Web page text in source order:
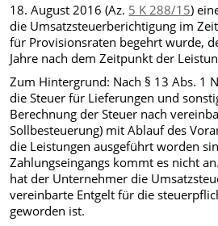
18. August 2016 (Az. 5 K 288/15)
die Umsatzsteuerberichtigung im
für Provisionsraten begehrt wurde,
Jahre nach dem Zeitpunkt der
Zum Hintergrund: Nach § 13 Abs. 1
die Steuer für Lieferungen und
Berechnung der Steuer nach
Sollbesteuerung) mit Ablauf des
die Leistungen ausgeführt worden
Zahlungseingangs kommt es nicht
hat der Unternehmer die
vereinbarte Entgelt für die
geworden ist.